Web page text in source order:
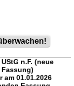
n.F. (neue
Fassung)
am 01.01.2026